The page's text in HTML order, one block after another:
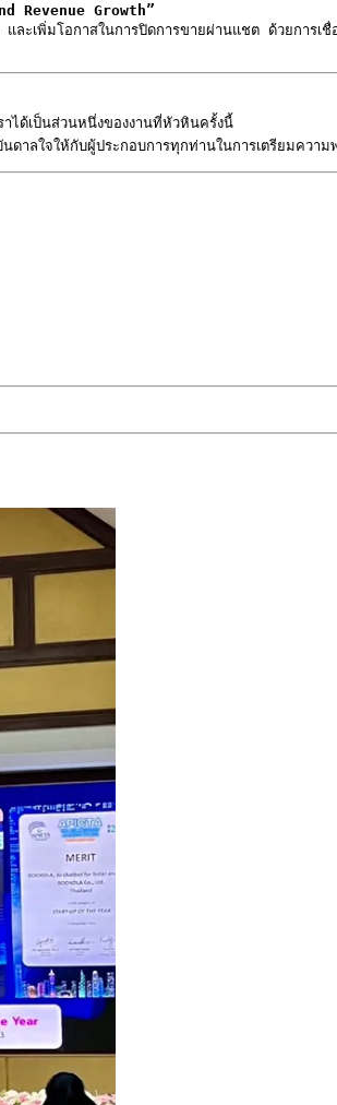
Growth”
และเพิ่มโอกาสในการปิดการขายผ่านแชต ด้วยก
ได้เป็นส่วนหนึ่งของงานที่หัวหินครั้งนี้
ดาลใจให้กับผู้ประกอบการทุกท่านในการเตรียมควา